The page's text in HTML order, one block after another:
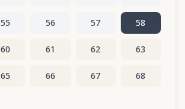
55 56 57 58
60 61 62 63
65 66 67 68